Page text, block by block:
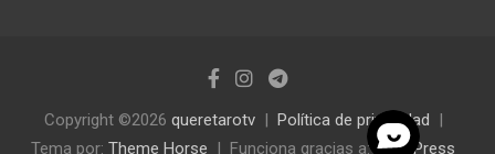
Copyright ©2026 queretarotv
Política de privacidad
Tema por: Theme Horse Funciona gracias a:WordPress